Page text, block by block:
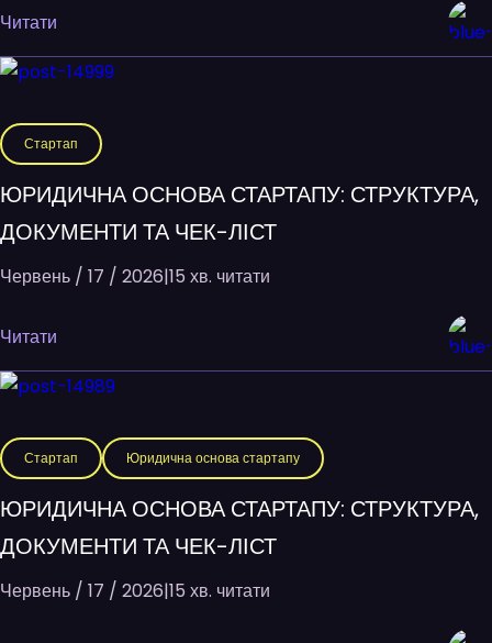
Читати
Стартап
ЮРИДИЧНА ОСНОВА СТАРТАПУ: СТРУКТУРА,
ДОКУМЕНТИ ТА ЧЕК-ЛІСТ
Червень / 17 / 2026|15 хв. читати
Читати
Стартап Юридична основа стартапу
ЮРИДИЧНА ОСНОВА СТАРТАПУ: СТРУКТУРА,
ДОКУМЕНТИ ТА ЧЕК-ЛІСТ
Червень / 17 / 2026|15 хв. читати